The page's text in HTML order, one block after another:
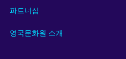
파트너십
영국문화원 소개